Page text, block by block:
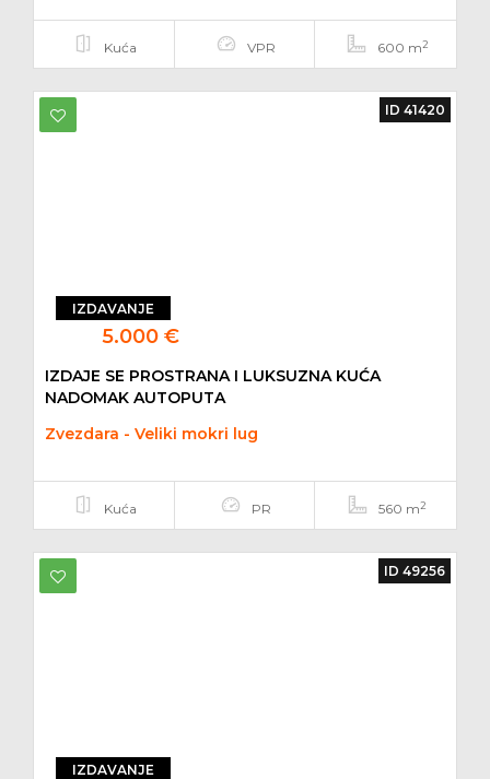
Kuća VPR 600 m2
IZDAVANJE
5.000 €
ID 41420
IZDAJE SE PROSTRANA I LUKSUZNA KUĆA
NADOMAK AUTOPUTA
Zvezdara - Veliki mokri lug
Kuća PR 560 m2
IZDAVANJE
ID 49256